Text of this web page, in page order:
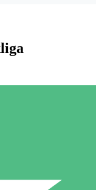
Inget